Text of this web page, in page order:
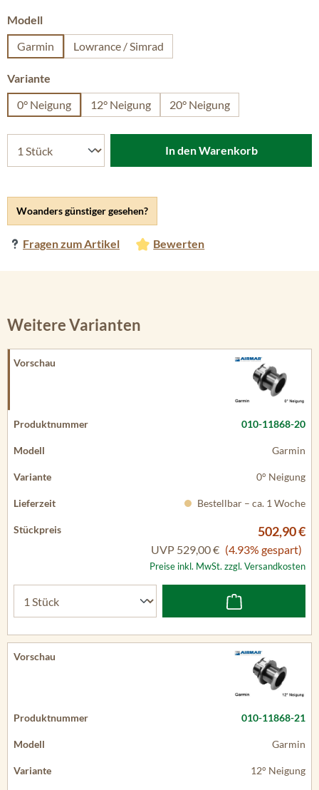
Woanders günstiger gesehen?
Fragen zum Artikel Bewerten
Modellauswählen
Garmin
Lowrance / Simrad
Variante
0° Neigung
12° Neigung 20° Neigung
In den Warenkorb
Weitere Varianten
010-11868-20
Garmin
0° Neigung
Bestellbar – ca. 1 Woche
502,90 €
UVP 529,00 € (4.93% gespart)
Preise inkl. MwSt. zzgl. Versandkosten
010-11868-21
Garmin
12° Neigung